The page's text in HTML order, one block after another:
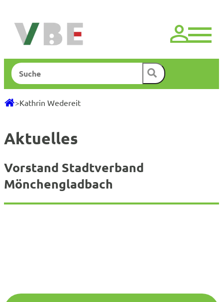
springen
Suchen
>Kathrin Wedereit
Aktuelles
Vorstand Stadtverband
Mönchengladbach